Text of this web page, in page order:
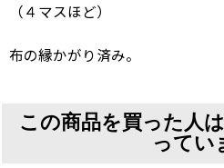
（４マスほど）
布の縁かがり済み。
この商品を買った人
ってい